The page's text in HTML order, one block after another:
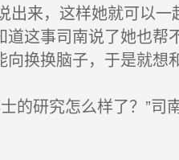
来，这样她就可以一
道这事司南说了她也
换换脑子，于是就想
的研究怎么样了？”司